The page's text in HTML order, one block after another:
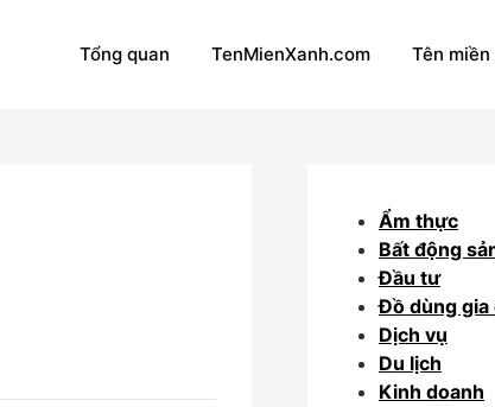
Tổng quan TenMienXanh.com Tên
Ẩm thực
Bất động
Đầu tư
Đồ dùng gia
Dịch vụ
Du lịch
Kinh doanh